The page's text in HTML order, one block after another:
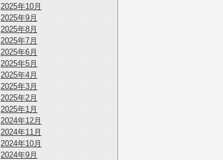
2025年10月
2025年9月
2025年8月
2025年7月
2025年6月
2025年5月
2025年4月
2025年3月
2025年2月
2025年1月
2024年12月
2024年11月
2024年10月
2024年9月